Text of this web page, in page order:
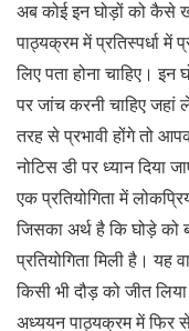
अब कोई इन घोड़ों को कैसे
पाठ्यक्रम में प्रतिस्पर्धा में
लिए पता होना चाहिए।
पर जांच करनी चाहिए
तरह से प्रभावी होंगे तो
नोटिस डी पर ध्यान दिया
एक प्रतियोगिता में
जिसका अर्थ है कि घोड़े
प्रतियोगिता मिली है। यह
किसी भी दौड़ को जीत
अध्ययन पाठ्यक्रम में फिर